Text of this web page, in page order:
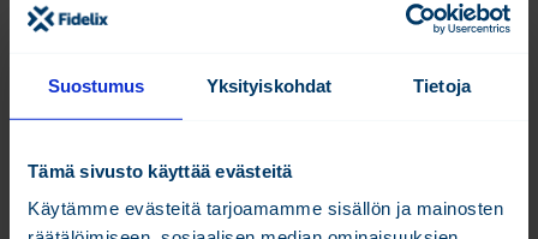
Suostumus Yksityiskohdat Tietoja
Tämä sivusto käyttää evästeitä
Käytämme evästeitä tarjoamamme sisällön ja mainosten